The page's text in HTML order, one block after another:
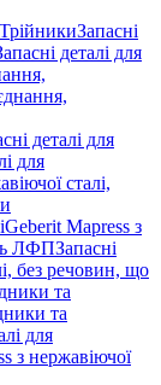
ТрійникиЗапасні
деталі для
деталі для
для
сталі,
Geberit Mapress з
ЛФПЗапасні
без речовин, що
та
та
для
з нержавіючої